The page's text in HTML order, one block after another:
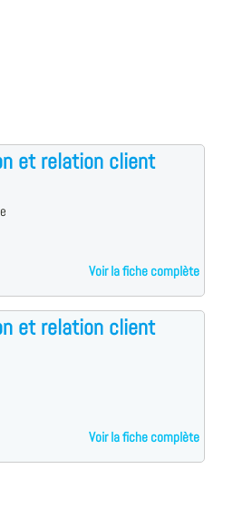
et relation client
Voir la fiche complète
et relation client
Voir la fiche complète